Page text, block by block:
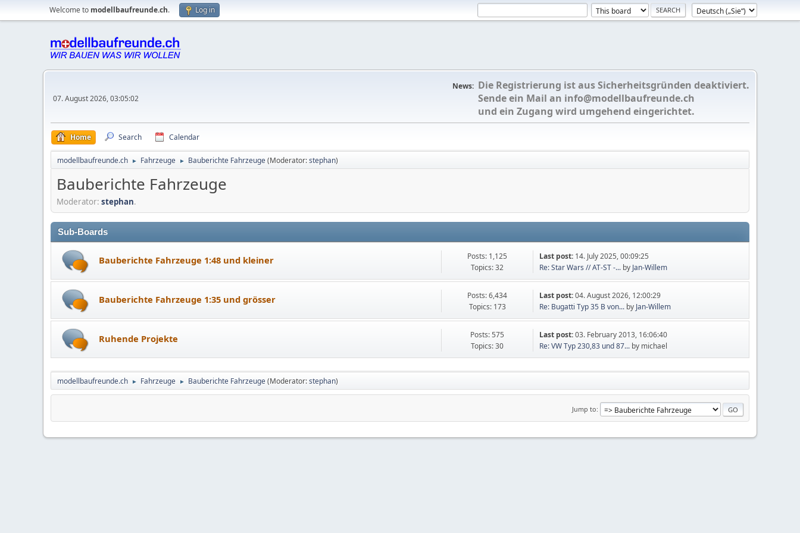
Welcome to modellbaufreunde.ch. Log in
07. August 2026, 03:05:02
News: Die Registrierung ist aus Sicherheitsgründen deaktiviert.
Sende ein Mail an info@modellbaufreunde.ch
und ein Zugang wird umgehend eingerichtet.
Home Search Calendar
modellbaufreunde.ch ► Fahrzeuge ► Bauberichte Fahrzeuge(Moderator:stephan)
Bauberichte Fahrzeuge
Moderator: stephan.
Sub-Boards
Bauberichte Fahrzeuge 1:48 und kleiner
Posts: 1,125
Topics: 32
Last post: 14. July 2025, 00:09:25
Re: Star Wars // AT-ST -... by Jan-Willem
Bauberichte Fahrzeuge 1:35 und grösser
Posts: 6,434
Topics: 173
Last post:04. August 2026, 12:00:29
Re: Bugatti Typ 35 B von... by Jan-Willem
Ruhende Projekte
Posts: 575
Topics: 30
Last post:03. February 2013, 16:06:40
Re: VW Typ 230,83 und 87... by michael
modellbaufreunde.ch ► Fahrzeuge ► Bauberichte Fahrzeuge(Moderator:stephan)
Jump to